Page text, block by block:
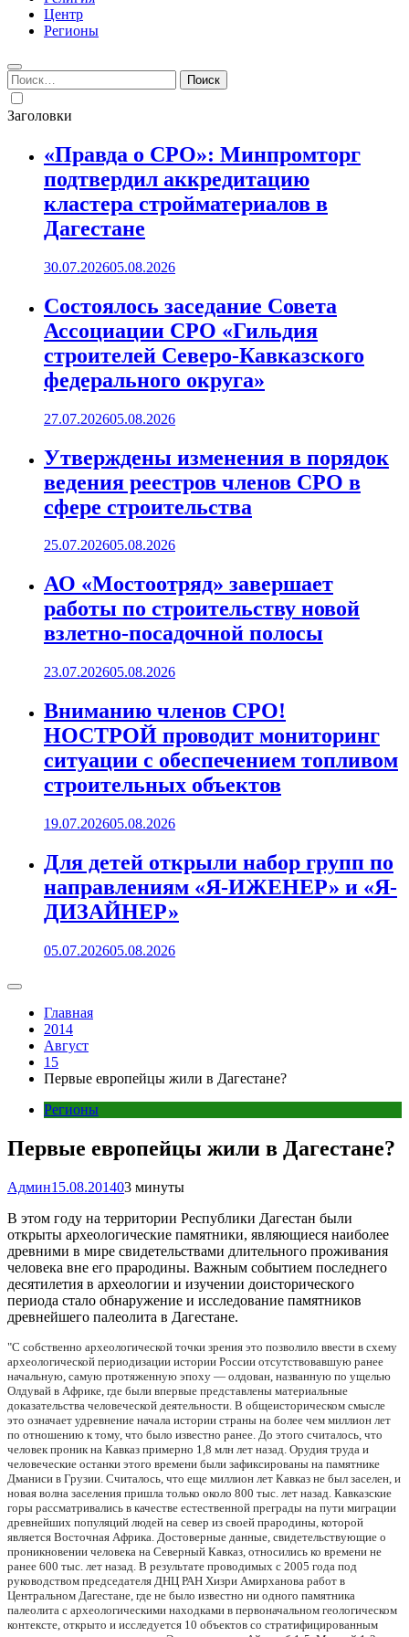
Центр
Регионы
Найти:
Заголовки
«Правда о СРО»: Минпромторг
подтвердил аккредитацию
кластера стройматериалов в
Дагестане
30.07.202605.08.2026
Состоялось заседание Совета
Ассоциации СРО «Гильдия
строителей Северо-Кавказского
федерального округа»
27.07.202605.08.2026
Утверждены изменения в порядок
ведения реестров членов СРО в
сфере строительства
25.07.202605.08.2026
АО «Мостоотряд» завершает
работы по строительству новой
взлетно-посадочной полосы
23.07.202605.08.2026
Вниманию членов СРО!
НОСТРОЙ проводит мониторинг
ситуации с обеспечением топливом
строительных объектов
19.07.202605.08.2026
Для детей открыли набор групп по
направлениям «Я-ИЖЕНЕР» и «Я-
ДИЗАЙНЕР»
05.07.202605.08.2026
Главная
2014
Август
15
Первые европейцы жили в Дагестане?
Регионы
Первые европейцы жили в Дагестане?
Админ15.08.201403 минуты
В этом году на территории Республики Дагестан были
открыты археологические памятники, являющиеся наиболее
древними в мире свидетельствами длительного проживания
человека вне его прародины. Важным событием последнего
десятилетия в археологии и изучении доисторического
периода стало обнаружение и исследование памятников
древнейшего палеолита в Дагестане.
"С собственно археологической точки зрения это позволило ввести в схему
археологической периодизации истории России отсутствовавшую ранее
начальную, самую протяженную эпоху — олдован, названную по ущелью
Олдувай в Африке, где были впервые представлены материальные
доказательства человеческой деятельности. В общеисторическом смысле
это означает удревнение начала истории страны на более чем миллион лет
по отношению к тому, что было известно ранее. До этого считалось, что
человек проник на Кавказ примерно 1,8 млн лет назад. Орудия труда и
человеческие останки этого времени были зафиксированы на памятнике
Дманиси в Грузии. Считалось, что еще миллион лет Кавказ не был заселен, и
новая волна заселения пришла только около 800 тыс. лет назад. Кавказские
горы рассматривались в качестве естественной преграды на пути миграции
древнейших популяций людей на север из своей прародины, которой
является Восточная Африка. Достоверные данные, свидетельствующие о
проникновении человека на Северный Кавказ, относились ко времени не
ранее 600 тыс. лет назад. В результате проводимых с 2005 года под
руководством председателя ДНЦ РАН Хизри Амирханова работ в
Центральном Дагестане, где не было известно ни одного памятника
палеолита с археологическими находками в первоначальном геологическом
контексте, открыто и исследуется 10 объектов со стратифицированным